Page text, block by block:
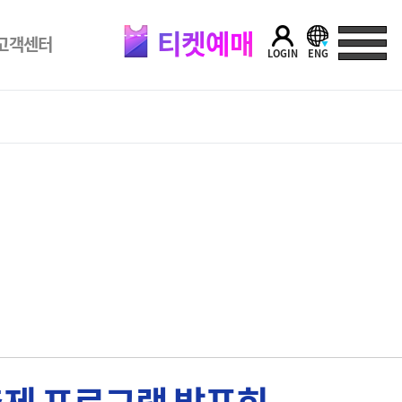
객센터 티켓예매 LOGIN ENG